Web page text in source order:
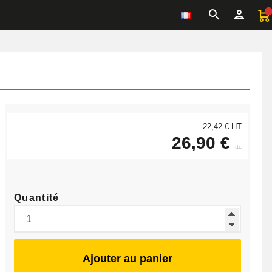
22,42 € HT
26,90 € ttc
Quantité
Ajouter au panier